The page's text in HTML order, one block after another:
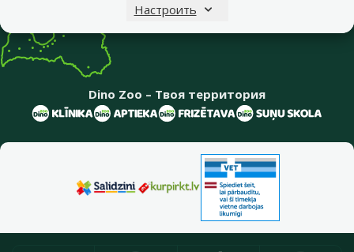
Настроить
Dino Zoo – Твоя территория